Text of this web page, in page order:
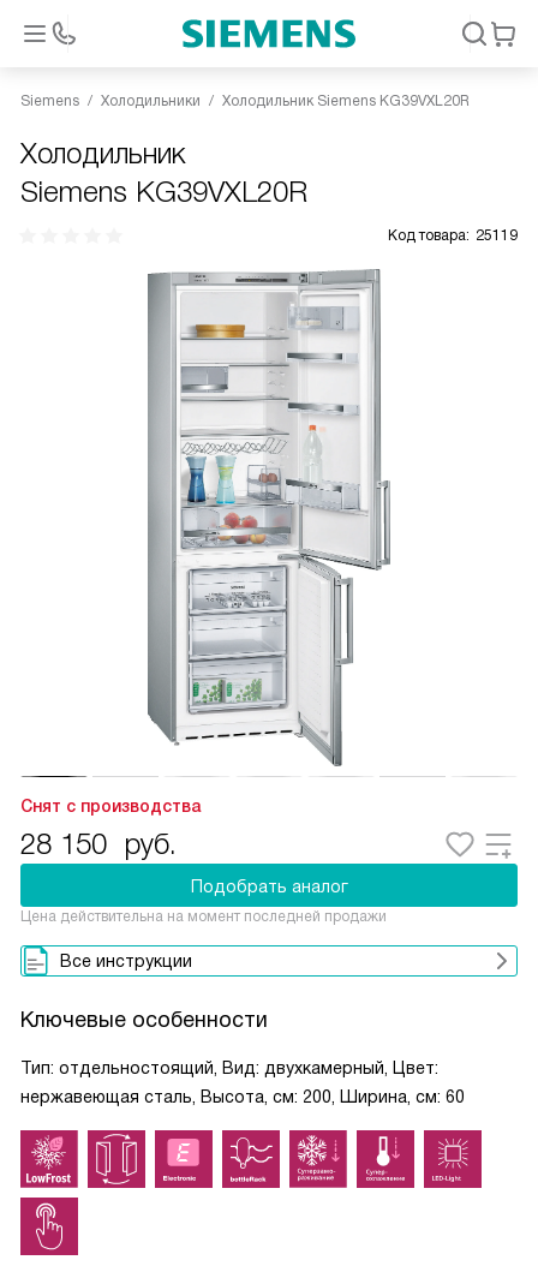
Siemens Холодильники Холодильник Siemens KG39VXL20R
Холодильник
Siemens KG39VXL20R
Код товара: 25119
Снят с производства
28 150 руб.
Подобрать аналог
Цена действительна на момент последней продажи
Все инструкции
Ключевые особенности
Тип: отдельностоящий, Вид: двухкамерный, Цвет:
нержавеющая сталь, Высота, см: 200, Ширина, см: 60